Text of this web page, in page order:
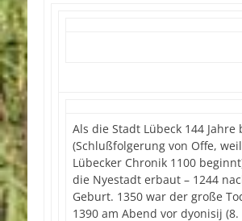
Als die Stadt Lübeck 144 Jahre
(Schlußfolgerung von Offe,
Lübecker Chronik 1100
die Nyestadt erbaut – 1244
Geburt. 1350 war der große
1390 am Abend vor dyonisij